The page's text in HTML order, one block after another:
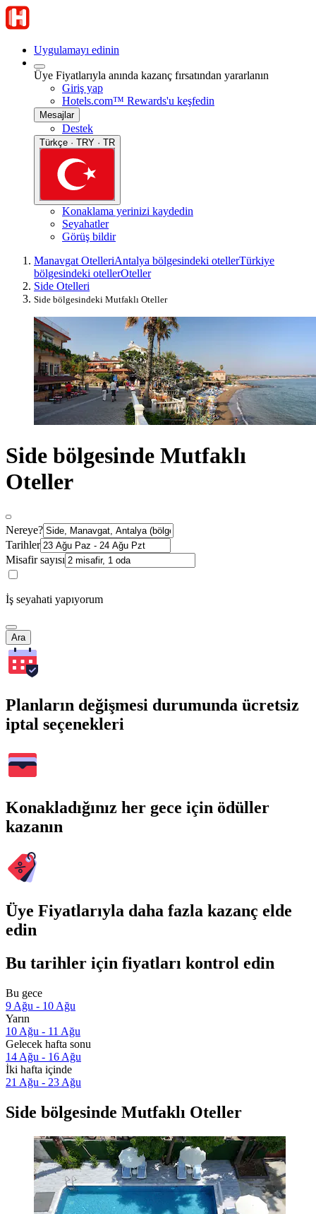
Uygulamayı edinin
Üye Fiyatlarıyla anında kazanç fırsatından yararlanın
Giriş yap
Hotels.com™ Rewards'u keşfedin
Mesajlar
Destek
Türkçe · TRY · TR
Konaklama yerinizi kaydedin
Seyahatler
Görüş bildir
Manavgat OtelleriAntalya bölgesindeki otellerTürkiye
bölgesindeki otellerOteller
Side Otelleri
Side bölgesindeki Mutfaklı Oteller
Side bölgesinde Mutfaklı
Oteller
Nereye?
Tarihler
Misafir sayısı
İş seyahati yapıyorum
Ara
Planların değişmesi durumunda ücretsiz
iptal seçenekleri
Konakladığınız her gece için ödüller
kazanın
Üye Fiyatlarıyla daha fazla kazanç elde
edin
Bu tarihler için fiyatları kontrol edin
Bu gece
9 Ağu - 10 Ağu
Yarın
10 Ağu - 11 Ağu
Gelecek hafta sonu
14 Ağu - 16 Ağu
İki hafta içinde
21 Ağu - 23 Ağu
Side bölgesinde Mutfaklı Oteller